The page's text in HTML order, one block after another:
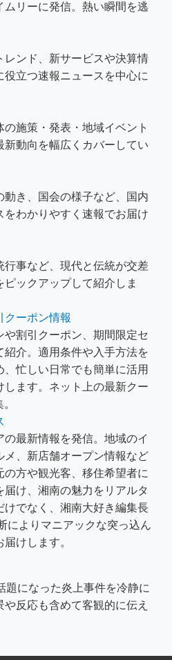
ムリーに発信。熱い瞬間を逃
レンド、新サービスや決算情
役立つ速報ニュースを中心に
施策・発表・地域イベント
新動向を幅広くカバーしてい
動き、国会の様子など、国内
をわかりやすく速報でお届け
行事など、現代と伝統が交差
ックアップして紹介しま
クーポン情報
や割引クーポン、期間限定セ
紹介。適用条件や入手方法を
、忙しい日常でも簡単に活用
します。ネット上の最新クー
の最新情報を発信。地域のイ
メ、新店舗オープン情報など
の方や観光客、移住希望者に
届け、湘南の魅力をリアルタ
けでなく、湘南大好き編集長
によりマニアックな突っ込ん
けします。
題になった炎上事件を冷静に
や反応も含めて客観的に伝え